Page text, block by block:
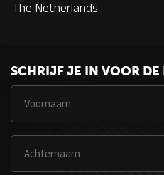
The Netherlands
SCHRIJF JE IN VOOR DE